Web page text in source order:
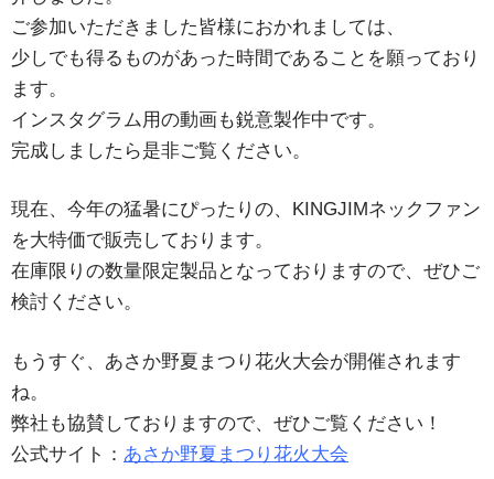
ご参加いただきました皆様におかれましては、
少しでも得るものがあった時間であることを願っており
ます。
インスタグラム用の動画も鋭意製作中です。
完成しましたら是非ご覧ください。
現在、今年の猛暑にぴったりの、KINGJIMネックファン
を大特価で販売しております。
在庫限りの数量限定製品となっておりますので、ぜひご
検討ください。
もうすぐ、あさか野夏まつり花火大会が開催されます
ね。
弊社も協賛しておりますので、ぜひご覧ください！
公式サイト： あさか野夏まつり花火大会